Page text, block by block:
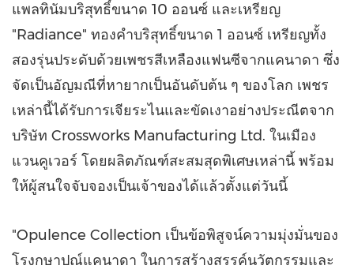
แพลทินัมบริสุทธิ์ขนาด 10 ออนซ์ และเหรียญ
"Radiance" ทองคำบริสุทธิ์ขนาด 1 ออนซ์ เหรียญทั้ง
สองรุ่นประดับด้วยเพชรสีเหลืองแฟนซีจากแคนาดา ซึ่ง
จัดเป็นอัญมณีที่หายากเป็นอันดับต้น ๆ ของโลก เพชร
เหล่านี้ได้รับการเจียระไนและขัดเงาอย่างประณีตจาก
บริษัท Crossworks Manufacturing Ltd. ในเมือง
แวนคูเวอร์ โดยผลิตภัณฑ์สะสมสุดพิเศษเหล่านี้ พร้อม
ให้ผู้สนใจจับจองเป็นเจ้าของได้แล้วตั้งแต่วันนี้
"Opulence Collection เป็นข้อพิสูจน์ความมุ่งมั่นของ
โรงกษาปณ์แคนาดา ในการสร้างสรรค์นวัตกรรมและ